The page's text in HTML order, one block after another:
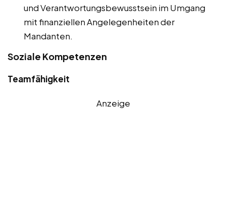
und Verantwortungsbewusstsein im Umgang
mit finanziellen Angelegenheiten der
Mandanten.
Soziale Kompetenzen
Teamfähigkeit
Anzeige